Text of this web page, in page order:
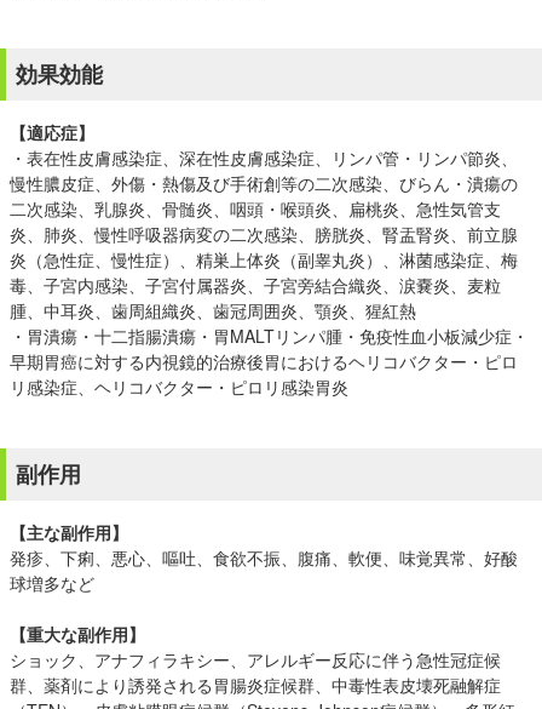
効果効能
【適応症】
・表在性皮膚感染症、深在性皮膚感染症、リンパ管・リンパ節炎、
慢性膿皮症、外傷・熱傷及び手術創等の二次感染、びらん・潰瘍の
二次感染、乳腺炎、骨髄炎、咽頭・喉頭炎、扁桃炎、急性気管支
炎、肺炎、慢性呼吸器病変の二次感染、膀胱炎、腎盂腎炎、前立腺
炎（急性症、慢性症）、精巣上体炎（副睾丸炎）、淋菌感染症、梅
毒、子宮内感染、子宮付属器炎、子宮旁結合織炎、涙嚢炎、麦粒
腫、中耳炎、歯周組織炎、歯冠周囲炎、顎炎、猩紅熱
・胃潰瘍・十二指腸潰瘍・胃MALTリンパ腫・免疫性血小板減少症・
早期胃癌に対する内視鏡的治療後胃におけるヘリコバクター・ピロ
リ感染症、ヘリコバクター・ピロリ感染胃炎
副作用
【主な副作用】
発疹、下痢、悪心、嘔吐、食欲不振、腹痛、軟便、味覚異常、好酸
球増多など
【重大な副作用】
ショック、アナフィラキシー、アレルギー反応に伴う急性冠症候
群、薬剤により誘発される胃腸炎症候群、中毒性表皮壊死融解症